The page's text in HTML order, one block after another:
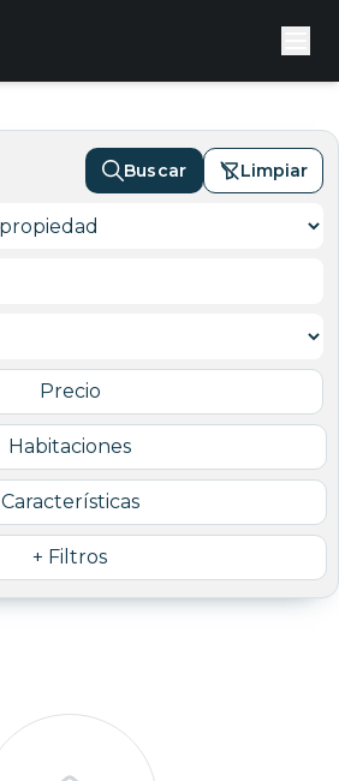
Precio
Habitaciones
Características
+ Filtros
Buscar Limpiar